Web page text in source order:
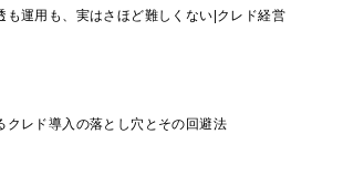
も運用も、実はさほど難しくない|クレド経営
クレド導入の落とし穴とその回避法